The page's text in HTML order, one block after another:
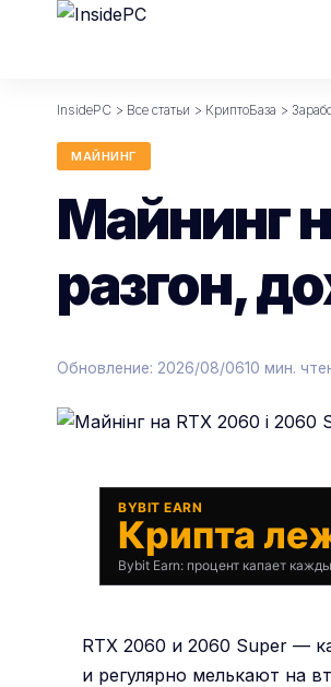
InsidePC > Все статьи > КриптоБаза >
МАЙНИНГ
Майнинг
разгон,
Обновление: 2026/08/0610 мин.
BYBIT EARN
Крипта
Bybit Earn: процент капает
RTX 2060 и 2060 Super —
и регулярно мелькают на